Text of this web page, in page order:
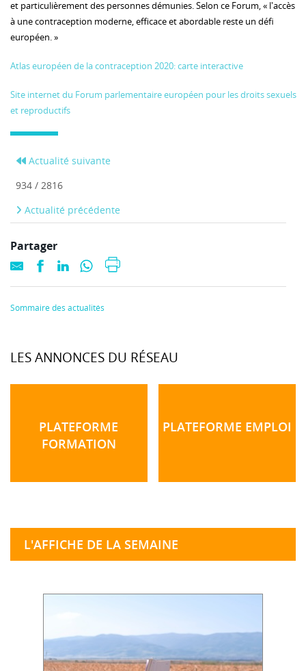
et particulièrement des personnes démunies. Selon ce Forum, « l'accès
à une contraception moderne, efficace et abordable reste un défi
européen. »
Atlas européen de la contraception 2020: carte interactive
Site internet du Forum parlementaire européen pour les droits sexuels
et reproductifs
Actualité suivante
934 / 2816
Actualité précédente
Partager
Sommaire des actualités
LES ANNONCES DU RÉSEAU
PLATEFORME
FORMATION
PLATEFORME EMPLOI
L'AFFICHE DE LA SEMAINE